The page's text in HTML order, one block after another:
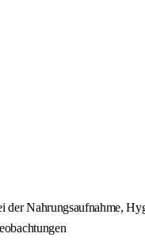
der Nahrungsaufnahme,